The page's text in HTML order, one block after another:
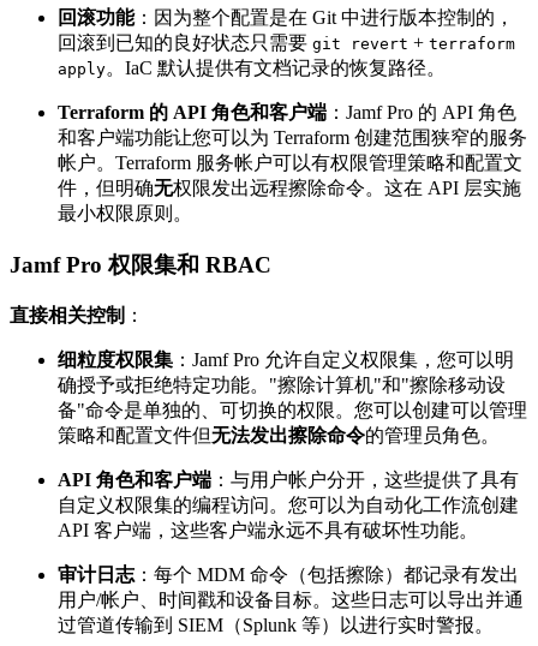
回滚功能：因为整个配置是在 Git 中进行版本控制的，
回滚到已知的良好状态只需要 git revert + terraform
apply。IaC 默认提供有文档记录的恢复路径。
Terraform 的 API 角色和客户端 ：Jamf Pro 的 API 角色
和客户端功能让您可以为 Terraform 创建范围狭窄的服务
帐户。Terraform 服务帐户可以有权限管理策略和配置文
件，但明确无权限发出远程擦除命令。这在 API 层实施
最小权限原则。
Jamf Pro 权限集和 RBAC
直接相关控制 ：
细粒度权限集 ：Jamf Pro 允许自定义权限集，您可以明
确授予或拒绝特定功能。"擦除计算机"和"擦除移动设
备"命令是单独的、可切换的权限。您可以创建可以管理
策略和配置文件但无法发出擦除命令的管理员角色。
API 角色和客户端 ：与用户帐户分开，这些提供了具有
自定义权限集的编程访问。您可以为自动化工作流创建
API 客户端，这些客户端永远不具有破坏性功能。
审计日志 ：每个 MDM 命令（包括擦除）都记录有发出
用户/帐户、时间戳和设备目标。这些日志可以导出并通
过管道传输到 SIEM（Splunk 等）以进行实时警报。